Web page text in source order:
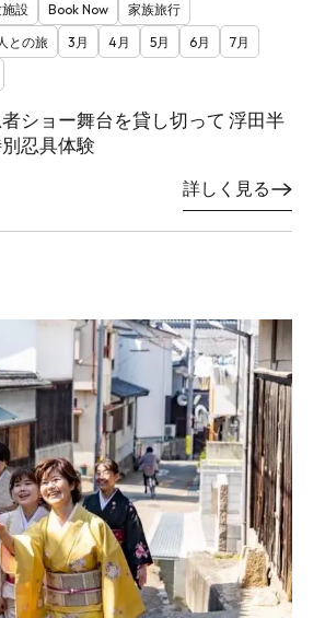
設 Book Now
家族旅行
との旅 3月 4月 5月 6月
7月
ショー舞台を貸し切って 浮田半
忍具体験
詳しく見る